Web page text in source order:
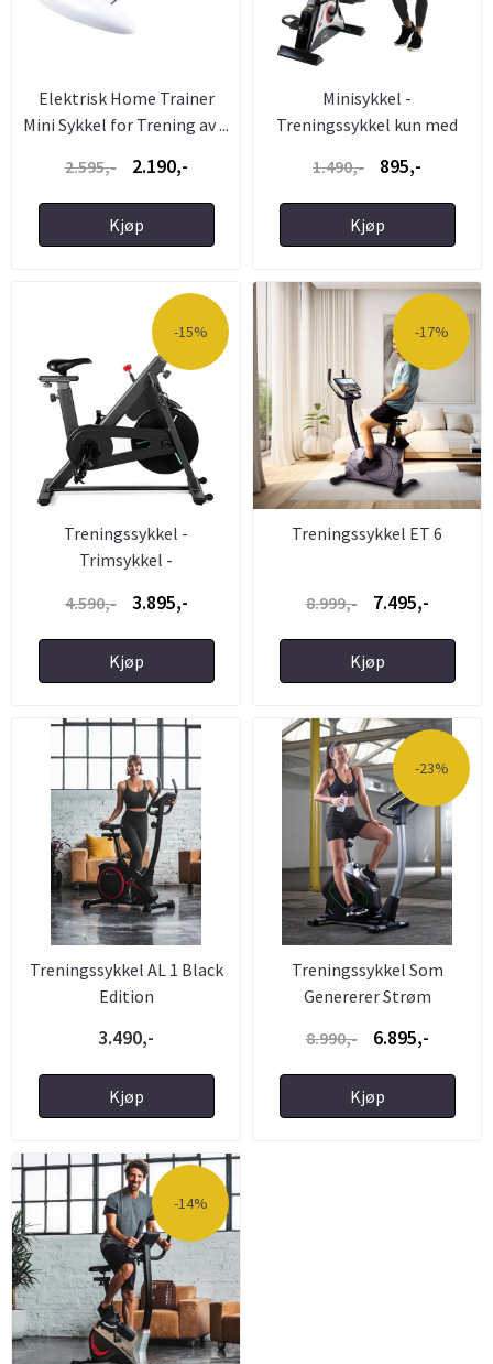
Elektrisk Home Trainer
Mini Sykkel for Trening av ...
2.595,-
2.190,-
Kjøp
Minisykkel -
Treningssykkel kun med
1.490,- 895,-
Kjøp
-15%
Treningssykkel -
Trimsykkel -
4.590,- 3.895,-
Kjøp
-17%
Treningssykkel ET 6
8.999,- 7.495,-
Kjøp
Treningssykkel AL 1 Black
Edition
3.490,-
Kjøp
-23%
Treningssykkel Som
Genererer Strøm
8.990,-
6.895,-
Kjøp
-14%